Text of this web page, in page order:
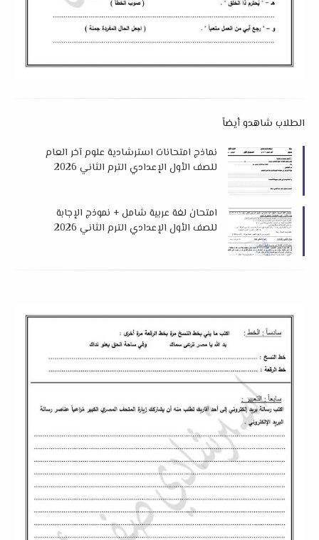
الطلاب شاهدو أيضاً
نماذج امتحانات استرشادية علوم آخر العام
للصف الأول الإعدادي الترم الثاني 2026
امتحان لغة عربية شامل + نموذج الإجابة
للصف الأول الإعدادي الترم الثاني 2026